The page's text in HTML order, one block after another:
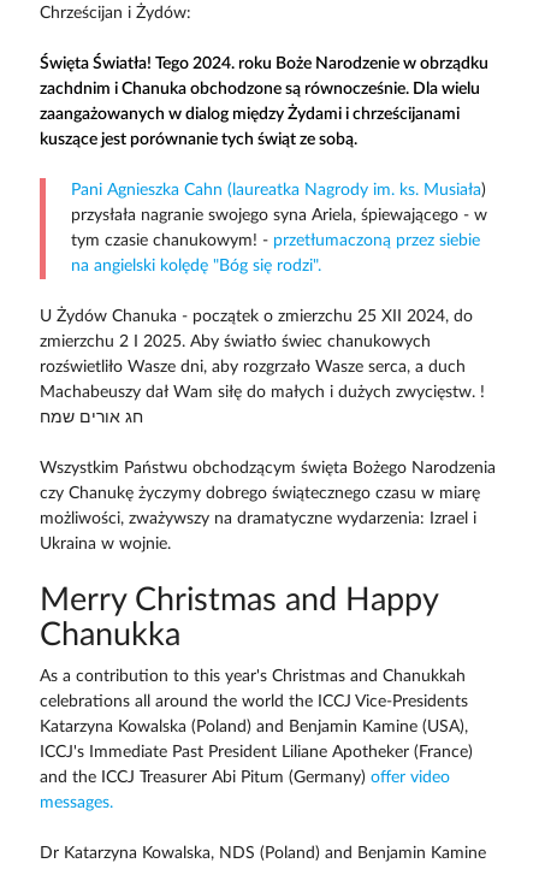
Chrześcijan i Żydów:
Święta Światła! Tego 2024. roku Boże Narodzenie w obrządku
zachdnim i Chanuka obchodzone są równocześnie. Dla wielu
zaangażowanych w dialog między Żydami i chrześcijanami
kuszące jest porównanie tych świąt ze sobą.
Pani Agnieszka Cahn (laureatka Nagrody im. ks. Musiała)
przysłała nagranie swojego syna Ariela, śpiewającego - w
tym czasie chanukowym! - przetłumaczoną przez siebie
na angielski kolędę "Bóg się rodzi".
U Żydów Chanuka - początek o zmierzchu 25 XII 2024, do
zmierzchu 2 I 2025. Aby światło świec chanukowych
rozświetliło Wasze dni, aby rozgrzało Wasze serca, a duch
Machabeuszy dał Wam siłę do małych i dużych zwycięstw. !
חג אורים שמח
Wszystkim Państwu obchodzącym święta Bożego Narodzenia
czy Chanukę życzymy dobrego świątecznego czasu w miarę
możliwości, zważywszy na dramatyczne wydarzenia: Izrael i
Ukraina w wojnie.
Merry Christmas and Happy
Chanukka
As a contribution to this year's Christmas and Chanukkah
celebrations all around the world the ICCJ Vice-Presidents
Katarzyna Kowalska (Poland) and Benjamin Kamine (USA),
ICCJ's Immediate Past President Liliane Apotheker (France)
and the ICCJ Treasurer Abi Pitum (Germany) offer video
messages.
Dr Katarzyna Kowalska, NDS (Poland) and Benjamin Kamine